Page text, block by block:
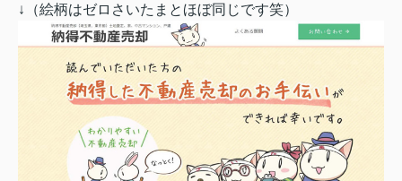
↓（絵柄はゼロさいたまとほぼ同じです笑）